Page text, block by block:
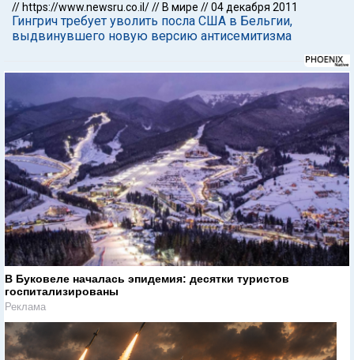
// https://www.newsru.co.il/// В мире //04 декабря 2011
Гингрич требует уволить посла США в Бельгии,
выдвинувшего новую версию антисемитизма
В Буковеле началась эпидемия: десятки туристов
госпитализированы
Реклама